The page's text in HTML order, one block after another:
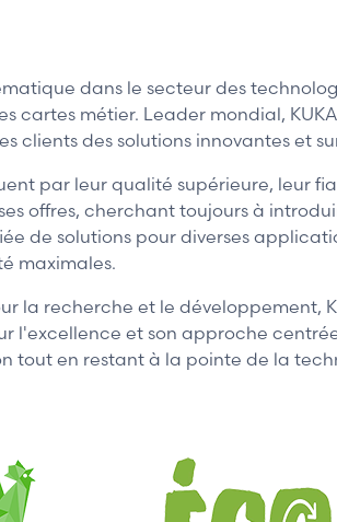
dans le secteur des
cartes métier. Leader mondial,
clients des solutions innovantes et
par leur qualité supérieure,
offres, cherchant toujours à
de solutions pour diverses
maximales.
la recherche et le développement,
l'excellence et son approche
tout en restant à la pointe de la